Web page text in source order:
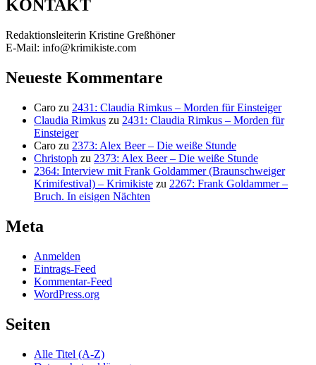
KONTAKT
Redaktionsleiterin Kristine Greßhöner
E-Mail: info@krimikiste.com
Neueste Kommentare
Caro zu 2431: Claudia Rimkus – Morden für Einsteiger
Claudia Rimkus zu 2431: Claudia Rimkus – Morden für
Einsteiger
Caro zu 2373: Alex Beer – Die weiße Stunde
Christoph zu 2373: Alex Beer – Die weiße Stunde
2364: Interview mit Frank Goldammer (Braunschweiger
Krimifestival) – Krimikiste zu 2267: Frank Goldammer –
Bruch. In eisigen Nächten
Meta
Anmelden
Eintrags-Feed
Kommentar-Feed
WordPress.org
Seiten
Alle Titel (A-Z)